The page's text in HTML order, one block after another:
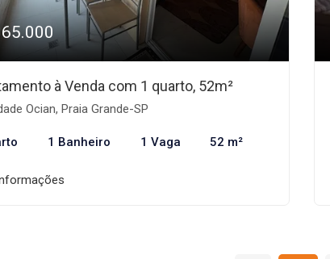
à Venda com 1 quarto, 52m²
Ocian, Praia Grande-SP
1 Banheiro 1 Vaga 52 m²